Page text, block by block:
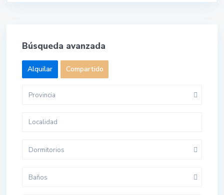
Búsqueda avanzada
Alquilar Compartido
Provincia
Dormitorios
Baños